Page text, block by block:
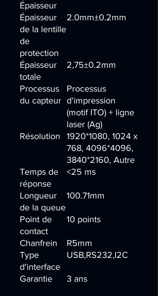
Épaisseur
Épaisseur
de la lentille
de
protection
2.0mm±0.2mm
Épaisseur
totale
2,75±0.2mm
Processus
du capteur
Processus
d'impression
(motif ITO) + ligne
laser (Ag)
Résolution
1920*1080, 1024 x
768, 4096*4096,
3840*2160, Autre
Temps de
réponse
<25 ms
Longueur
de la queue
100.71mm
Point de
contact
10 points
Chanfrein
R5mm
Type
d'interface
USB,RS232,I2C
Garantie 3 ans